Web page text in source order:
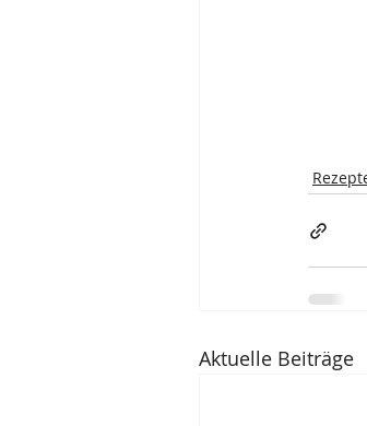
Aktuelle Beiträge